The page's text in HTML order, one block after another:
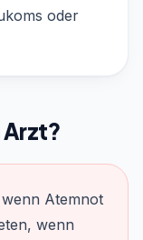
oder
Arzt?
Atemnot
wenn